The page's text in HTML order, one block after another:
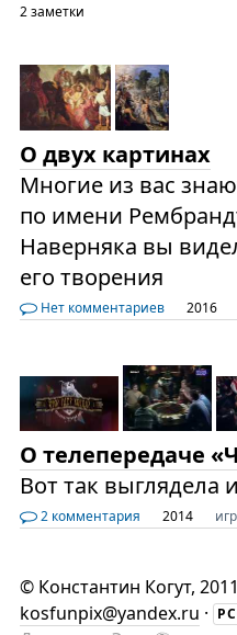
2 заметки
О двух картинах
Многие из вас
по имени
Наверняка вы
его творения
Нет комментариев 2016
О телепередаче
Вот так выглядела
2 комментария 2014
© Константин Когут, 2011
kosfunpix@yandex.ru ·